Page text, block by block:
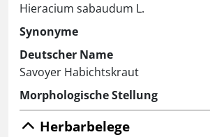
Hieracium sabaudum L.
Synonyme
Deutscher Name
Savoyer Habichtskraut
Morphologische Stellung
Herbarbelege